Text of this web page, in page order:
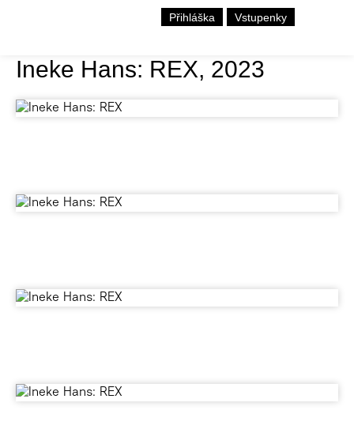
Přihláška Vstupenky
Ineke Hans: REX, 2023